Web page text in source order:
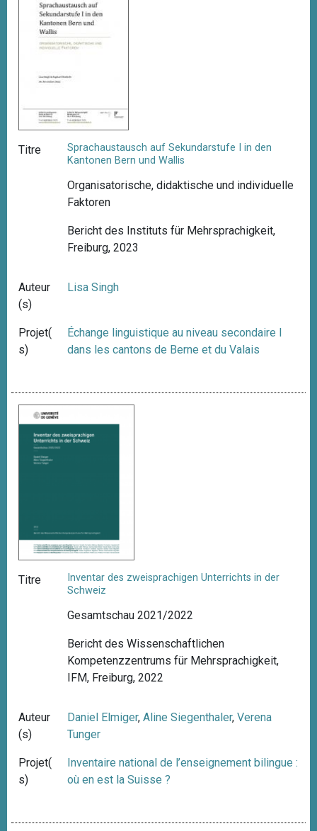
Titre
Sprachaustausch auf Sekundarstufe I in den
Kantonen Bern und Wallis
Organisatorische, didaktische und individuelle
Faktoren
Bericht des Instituts für Mehrsprachigkeit,
Freiburg, 2023
Auteur
(s)
Lisa Singh
Projet(
s)
Échange linguistique au niveau secondaire I
dans les cantons de Berne et du Valais
Titre
Inventar des zweisprachigen Unterrichts in der
Schweiz
Gesamtschau 2021/2022
Bericht des Wissenschaftlichen
Kompetenzzentrums für Mehrsprachigkeit,
IFM, Freiburg, 2022
Auteur
(s)
Daniel Elmiger,Aline Siegenthaler,Verena
Tunger
Projet(
s)
Inventaire national de l’enseignement bilingue :
où en est la Suisse ?